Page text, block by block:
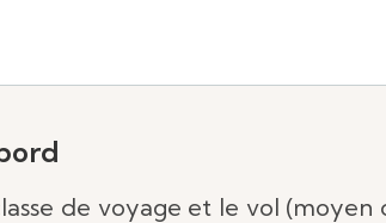
de voyage et le vol